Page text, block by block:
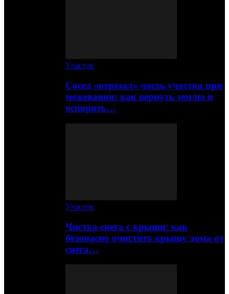
Участок
Сосед «отрезал» часть участка при
межевании: как вернуть землю и
оспорить…
Участок
Чистка снега с крыши: как
безопасно очистить крышу дома от
снега…